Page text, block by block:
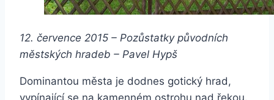
12. července 2015 – Pozůstatky původních
městských hradeb – Pavel Hypš
Dominantou města je dodnes gotický hrad,